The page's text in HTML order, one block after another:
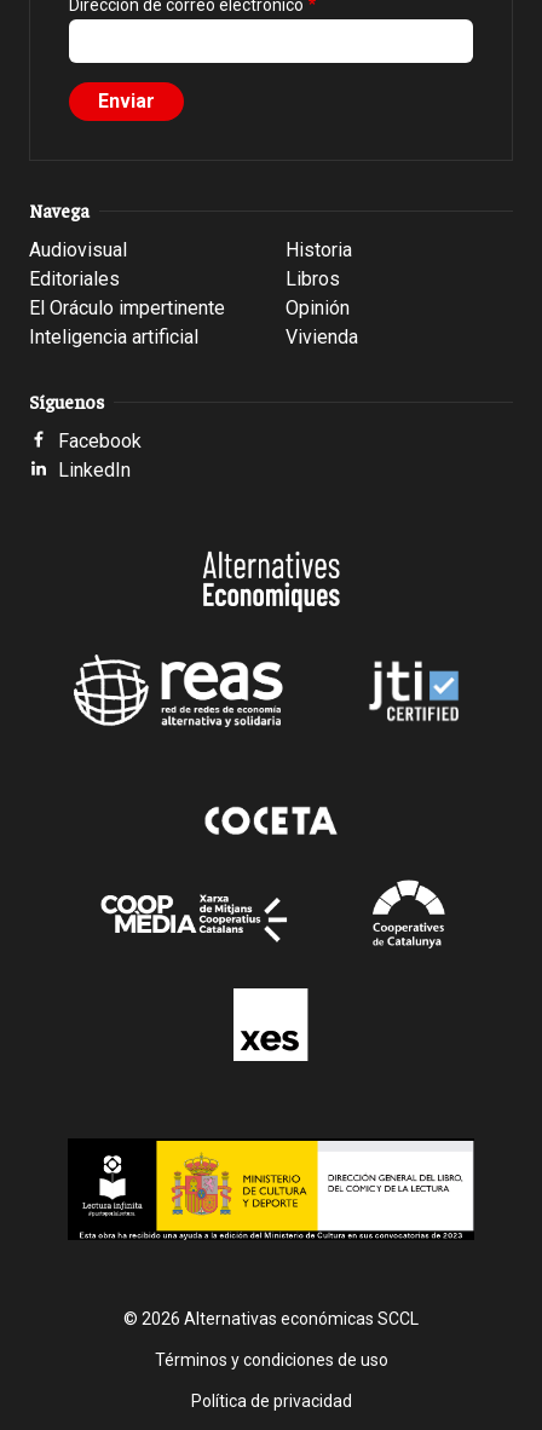
Dirección de correo electrónico
Navega
Audiovisual
Editoriales
El Oráculo impertinente
Inteligencia artificial
Historia
Libros
Opinión
Vivienda
Síguenos
Facebook
LinkedIn
© 2026 Alternativas económicas SCCL
Footer
Términos y condiciones de uso
Política de privacidad